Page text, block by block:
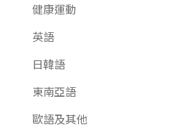
健康運動
英語
日韓語
東南亞語
歐語及其他